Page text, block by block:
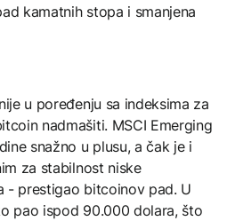
kamatnih stopa i smanjena
u poređenju sa indeksima za
nadmašiti. MSCI Emerging
snažno u plusu, a čak je i
za stabilnost niske
- prestigao bitcoinov pad. U
pao ispod 90.000 dolara, što